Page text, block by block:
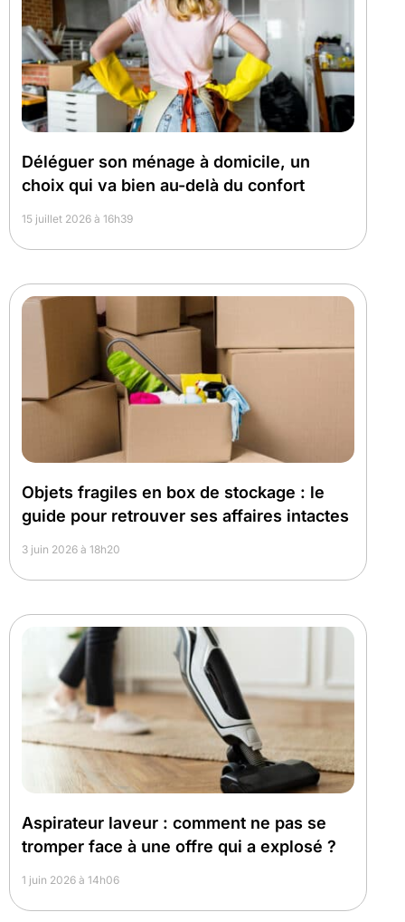
Déléguer son ménage à domicile, un
choix qui va bien au-delà du confort
15 juillet 2026 à 16h39
Objets fragiles en box de stockage : le
guide pour retrouver ses affaires intactes
3 juin 2026 à 18h20
Aspirateur laveur : comment ne pas se
tromper face à une offre qui a explosé ?
1 juin 2026 à 14h06